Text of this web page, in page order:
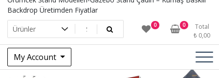
Backdrop Üretimden Fiyatlar
0 0
Total
₺ 0,00
My Account